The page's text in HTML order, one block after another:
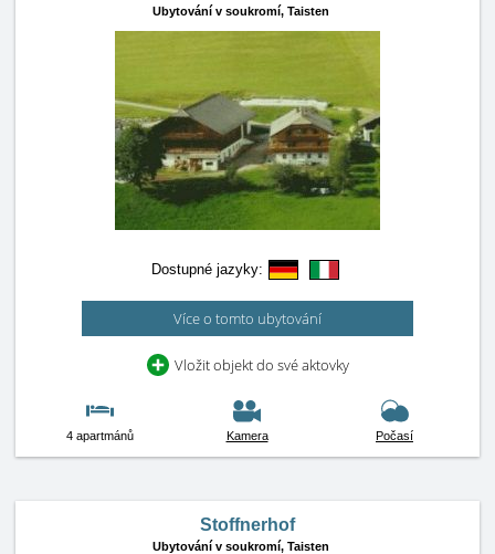
Ubytování v soukromí, Taisten
Dostupné jazyky:
Více o tomto ubytování
Vložit objekt do své aktovky
4 apartmánů Kamera Počasí
Stoffnerhof
Ubytování v soukromí, Taisten